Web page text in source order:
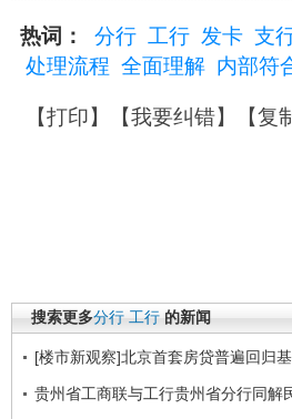
热词： 分行 工行 发卡 支
处理流程 全面理解 内部符
【打印】【我要纠错】【复
搜索更多分行 工行 的新闻
[楼市新观察]北京首套房贷普遍回归
贵州省工商联与工行贵州省分行同解